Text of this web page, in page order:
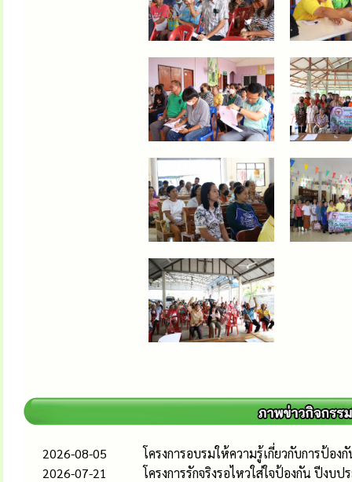
2026-08-05
โครงการอบรมให้ความรู้เกี่ยวกับการป้อ
2026-07-21
โครงการรักจริงรอไหวใส่ใจป้องกัน ปีงบ